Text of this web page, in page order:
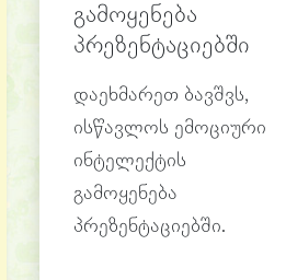
გამოყენება
პრეზენტაციებში
დაეხმარეთ ბავშვს,
ისწავლოს ემოციური
ინტელექტის
გამოყენება
პრეზენტაციებში.